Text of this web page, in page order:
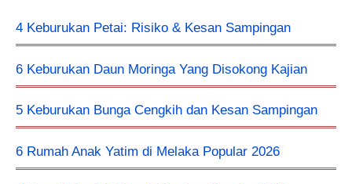
4 Keburukan Petai: Risiko & Kesan Sampingan
6 Keburukan Daun Moringa Yang Disokong Kajian
5 Keburukan Bunga Cengkih dan Kesan Sampingan
6 Rumah Anak Yatim di Melaka Popular 2026